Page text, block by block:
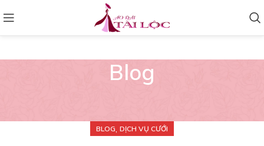
Blog
BLOG, DỊCH VỤ CƯỚI